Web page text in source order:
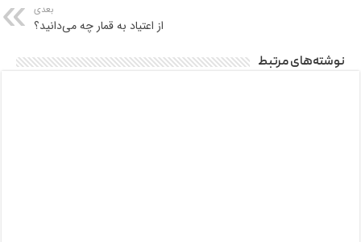
بعدی
از اعتیاد به قمار چه می‌دانید؟
نوشته‌های مرتبط